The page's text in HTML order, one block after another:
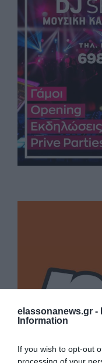
elassonanews.gr -
Information
If you wish to opt-out